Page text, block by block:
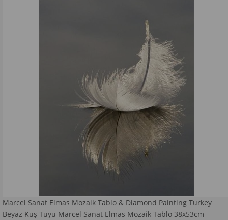
Marcel Sanat Elmas Mozaik Tablo & Diamond Painting Turkey
Beyaz Kuş Tüyü Marcel Sanat Elmas Mozaik Tablo 38x53cm